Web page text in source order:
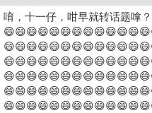
唷，十一仔，咁早就转话题嗱